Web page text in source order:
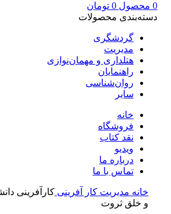
0 محصول 0 تومان
دسته‌بندی محصولات
گردشگری
مدیریت
هتلداری و مهمان‌نوازی
راهنمایان
روان‌شناسی
سایر
خانه
فروشگاه
نقد کتاب
ویدیو
درباره‌ ما
تماس با ما
خانه مدیریت کار آفرینی کارآفرینی
و خلق ثروت